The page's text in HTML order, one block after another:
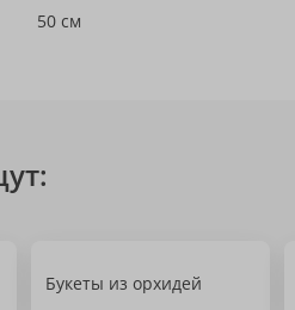
50 см
Букеты из орхидей